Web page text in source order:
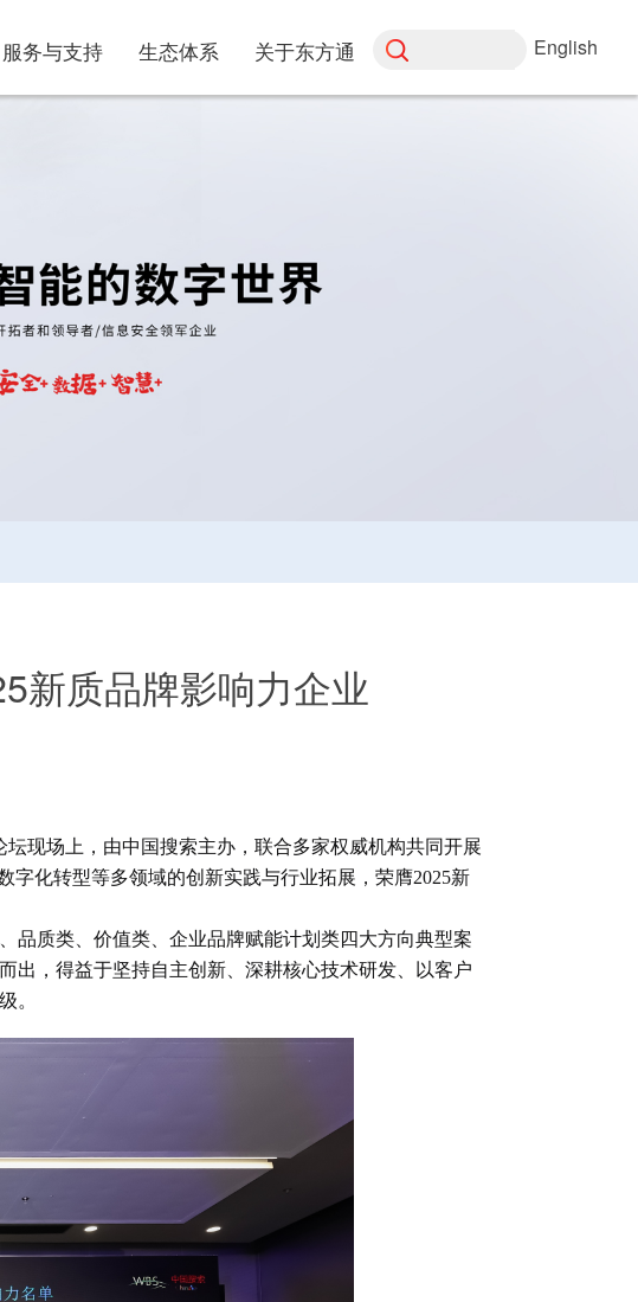
English
服务与支持 生态体系 关于东方通
新质品牌影响力企业
现场上，由中国搜索主办，联合多家权威机构共同开展
字化转型等多领域的创新实践与行业拓展，荣膺2025新
品质类、价值类、企业品牌赋能计划类四大方向典型案
出，得益于坚持自主创新、深耕核心技术研发、以客户
。